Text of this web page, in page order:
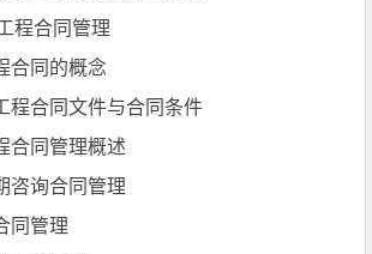
程合同管理
合同的概念
程合同文件与合同条件
合同管理概述
咨询合同管理
同管理